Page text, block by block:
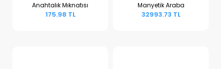
Sepete Ekle
Anahtalık Mıknatısı
175.98 TL Sepete Ekle
Manyetik Araba
32993.73 TL